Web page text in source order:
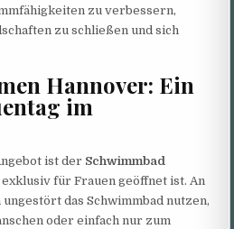
zu verbessern,
zu schließen und sich
Hannover: Ein
im
ist der Schwimmbad
exklusiv für Frauen geöffnet ist. An
das Schwimmbad nutzen,
oder einfach nur zum